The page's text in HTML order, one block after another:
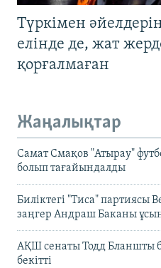
Түркімен
елінде де, жат
қорғалмаған
Жаңалықтар
Самат Смақов "Атырау"
болып тағайындалды
Биліктегі "Тиса" партиясы
заңгер Андраш Баканы
АҚШ сенаты Тодд Бланшты
бекітті